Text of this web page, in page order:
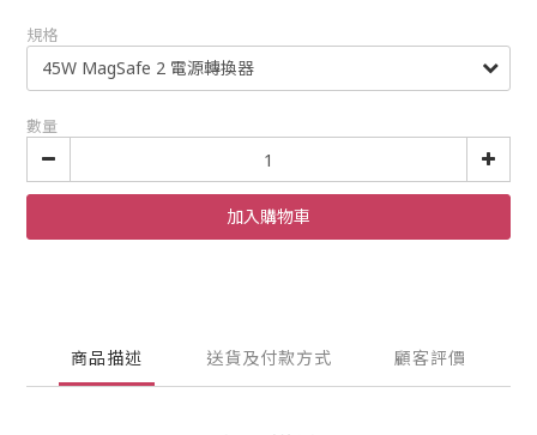
規格
數量
加入購物車
商品描述 送貨及付款方式 顧客評價